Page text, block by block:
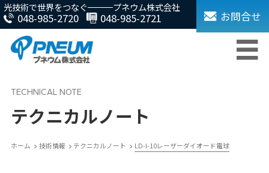
光技術で世界をつなぐ プネウム株式会社
048-985-2720 048-985-2721 お問合せ
テクニカルノート
ホーム 技術情報 テクニカルノート LD-I-10レーザーダイオード電球